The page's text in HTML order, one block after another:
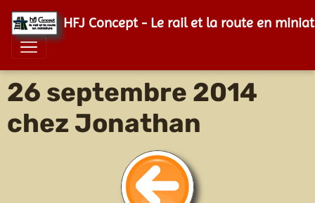
HFJ Concept - Le rail et la route en
26 septembre 2014
chez Jonathan